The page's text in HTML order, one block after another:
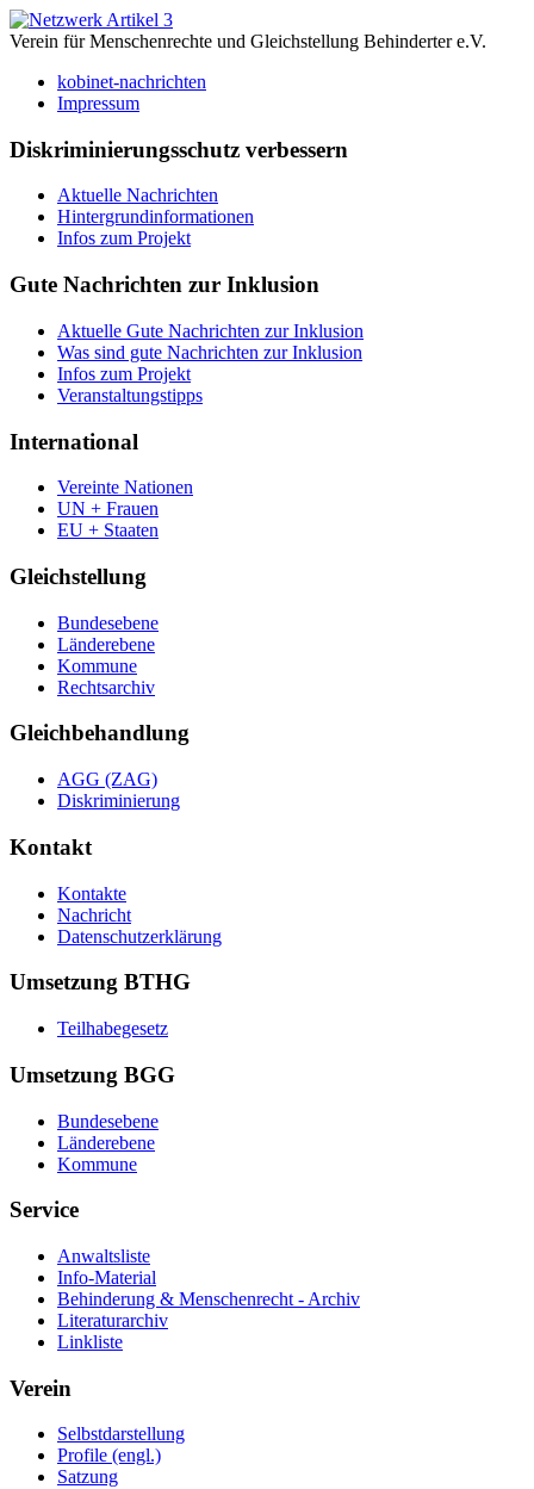
Verein für Menschenrechte und Gleichstellung Behinderter e.V.
kobinet-nachrichten
Impressum
Diskriminierungsschutz verbessern
Aktuelle Nachrichten
Hintergrundinformationen
Infos zum Projekt
Gute Nachrichten zur Inklusion
Aktuelle Gute Nachrichten zur Inklusion
Was sind gute Nachrichten zur Inklusion
Infos zum Projekt
Veranstaltungstipps
International
Vereinte Nationen
UN + Frauen
EU + Staaten
Gleichstellung
Bundesebene
Länderebene
Kommune
Rechtsarchiv
Gleichbehandlung
AGG (ZAG)
Diskriminierung
Kontakt
Kontakte
Nachricht
Datenschutzerklärung
Umsetzung BTHG
Teilhabegesetz
Umsetzung BGG
Bundesebene
Länderebene
Kommune
Service
Anwaltsliste
Info-Material
Behinderung & Menschenrecht - Archiv
Literaturarchiv
Linkliste
Verein
Selbstdarstellung
Profile (engl.)
Satzung